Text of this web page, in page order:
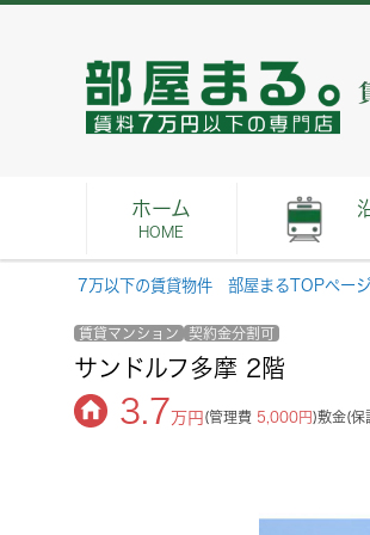
ホーム
HOME
7万以下の賃貸物件 部屋まるTOPページ
賃貸マンション 契約金分割可
サンドルフ多摩 2階
3.7 万円 (管理費 5,000円)敷金(保